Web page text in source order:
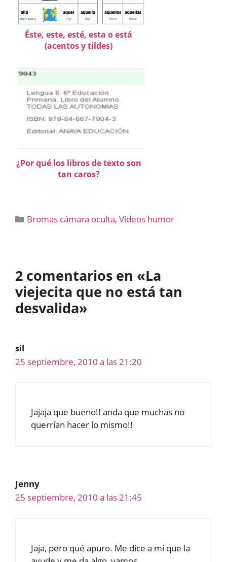
Éste, este, esté, esta o está
(acentos y tildes)
¿Por qué los libros de texto son
tan caros?
Categorías
Bromas cámara oculta,Vídeos humor
2 comentarios en «La
viejecita que no está tan
desvalida»
sil
25 septiembre, 2010 a las 21:20
Jajaja que bueno!! anda que muchas no
querrían hacer lo mismo!!
Jenny
25 septiembre, 2010 a las 21:45
Jaja, pero qué apuro. Me dice a mi que la